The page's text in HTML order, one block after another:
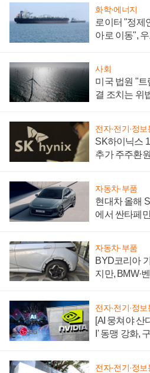
화학·에너지
로이터 "정제
아로 이동",
사회
미국 법원 "
결 조치는 위
전자·전기·정보
SK하이닉스
추가 주주환
자동차·부품
현대차 올해
에서 싼타페
자동차·부품
BYD코리아
지만, BMW·
전자·전기·정보
[AI 뭉쳐야 산
I' 동맹 강화,
전자·전기·정보